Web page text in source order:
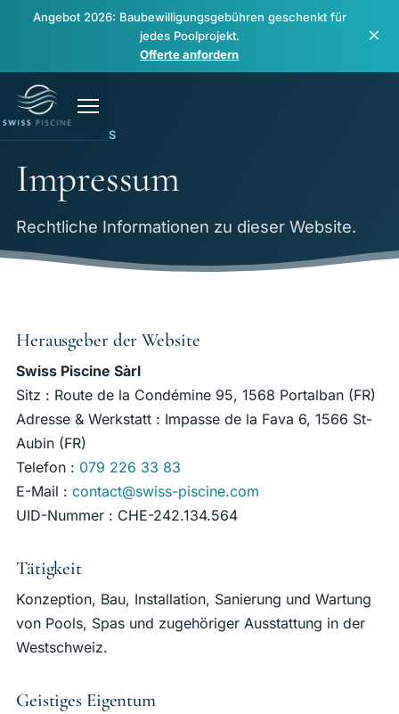
Angebot 2026: Baubewilligungsgebühren geschenkt für
jedes Poolprojekt.
Offerte anfordern
×
Pools
Sanierung & Reparatur
Wartung & Ausstattung
Referenzen
Über uns
Kontakt
FR EN DE
RECHTLICHES
Impressum
Rechtliche Informationen zu dieser Website.
Herausgeber der Website
Swiss Piscine Sàrl
Sitz : Route de la Condémine 95, 1568 Portalban (FR)
Adresse & Werkstatt : Impasse de la Fava 6, 1566 St-
Aubin (FR)
Telefon : 079 226 33 83
E-Mail : contact@swiss-piscine.com
UID-Nummer : CHE-242.134.564
Tätigkeit
Konzeption, Bau, Installation, Sanierung und Wartung
von Pools, Spas und zugehöriger Ausstattung in der
Westschweiz.
Geistiges Eigentum